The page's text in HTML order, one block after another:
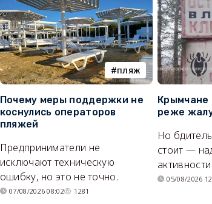
пляж
Почему меры поддержки не
коснулись операторов
пляжей
Предприниматели не
исключают техническую
ошибку, но это не точно.
07/08/2026 08:02 1281
Крымчане
реже
Но
стоит —
05/08/2026